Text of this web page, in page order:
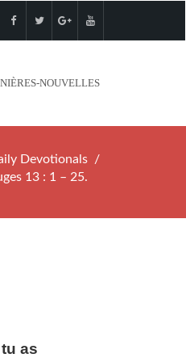
NOUVELLES
Devotionals
13 : 1 – 25.
as